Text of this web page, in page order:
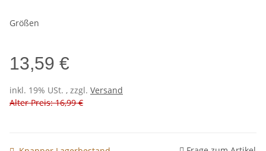
Größen
13,59 €
inkl. 19% USt. , zzgl. Versand
Alter Preis: 16,99 €